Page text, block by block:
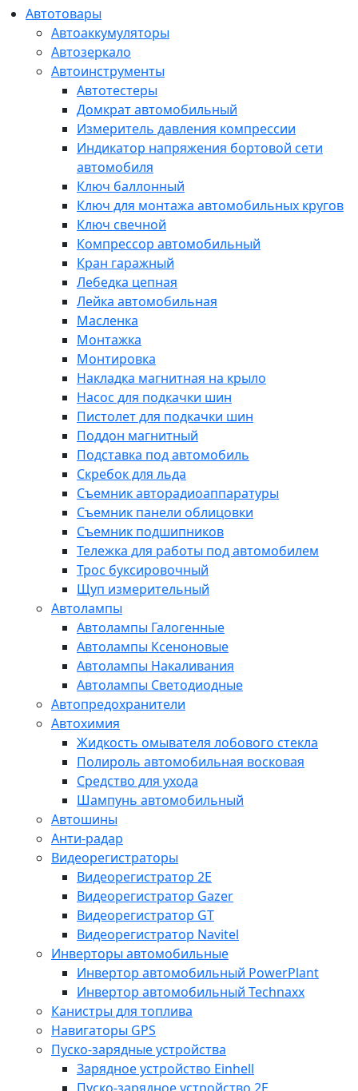
Автотовары
Автоаккумуляторы
Автозеркало
Автоинструменты
Автотестеры
Домкрат автомобильный
Измеритель давления компрессии
Индикатор напряжения бортовой сети
автомобиля
Ключ баллонный
Ключ для монтажа автомобильных кругов
Ключ свечной
Компрессор автомобильный
Кран гаражный
Лебедка цепная
Лейка автомобильная
Масленка
Монтажка
Монтировка
Накладка магнитная на крыло
Насос для подкачки шин
Пистолет для подкачки шин
Поддон магнитный
Подставка под автомобиль
Скребок для льда
Съемник авторадиоаппаратуры
Съемник панели облицовки
Съемник подшипников
Тележка для работы под автомобилем
Трос буксировочный
Щуп измерительный
Автолампы
Автолампы Галогенные
Автолампы Ксеноновые
Автолампы Накаливания
Автолампы Светодиодные
Автопредохранители
Автохимия
Жидкость омывателя лобового стекла
Полироль автомобильная восковая
Средство для ухода
Шампунь автомобильный
Автошины
Анти-радар
Видеорегистраторы
Видеорегистратор 2E
Видеорегистратор Gazer
Видеорегистратор GT
Видеорегистратор Navitel
Инверторы автомобильные
Инвертор автомобильный PowerPlant
Инвертор автомобильный Technaxx
Канистры для топлива
Навигаторы GPS
Пуско-зарядные устройства
Зарядное устройство Einhell